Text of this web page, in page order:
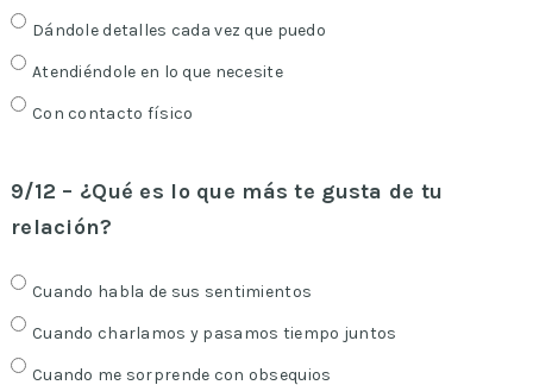
Dándole detalles cada vez que puedo
Atendiéndole en lo que necesite
Con contacto físico
9/12 – ¿Qué es lo que más te gusta de tu
relación?
Cuando habla de sus sentimientos
Cuando charlamos y pasamos tiempo juntos
Cuando me sorprende con obsequios